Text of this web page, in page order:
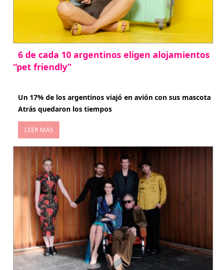
6 de cada 10 argentinos eligen alojamientos
“pet friendly”
Un 17% de los argentinos viajó en avión con sus mascota
Atrás quedaron los tiempos
LEER MÁS